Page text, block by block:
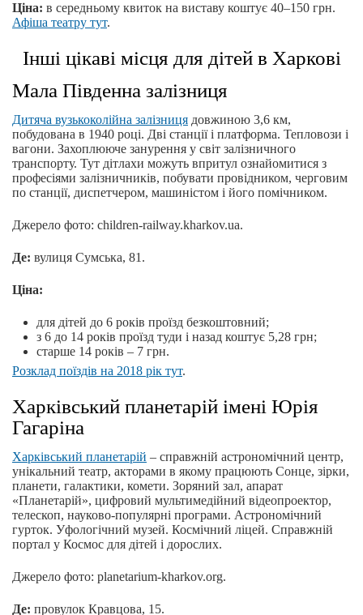
Ціна: в середньому квиток на виставу коштує 40–150 грн.
Афіша театру тут.
Інші цікаві місця для дітей в Харкові
Мала Південна залізниця
Дитяча вузькоколійна залізниця довжиною 3,6 км,
побудована в 1940 році. Дві станції і платформа. Тепловози і
вагони. Захоплююче занурення у світ залізничного
транспорту. Тут дітлахи можуть впритул ознайомитися з
професіями залізничників, побувати провідником, черговим
по станції, диспетчером, машиністом і його помічником.
Джерело фото: children-railway.kharkov.ua.
Де: вулиця Сумська, 81.
Ціна:
для дітей до 6 років проїзд безкоштовний;
з 6 до 14 років проїзд туди і назад коштує 5,28 грн;
старше 14 років – 7 грн.
Розклад поїздів на 2018 рік тут.
Харківський планетарій імені Юрія
Гагаріна
Харківський планетарій – справжній астрономічний центр,
унікальний театр, акторами в якому працюють Сонце, зірки,
планети, галактики, комети. Зоряний зал, апарат
«Планетарій», цифровий мультимедійний відеопроектор,
телескоп, науково-популярні програми. Астрономічний
гурток. Уфологічний музей. Космічний ліцей. Справжній
портал у Космос для дітей і дорослих.
Джерело фото: planetarium-kharkov.org.
Де: провулок Кравцова, 15.